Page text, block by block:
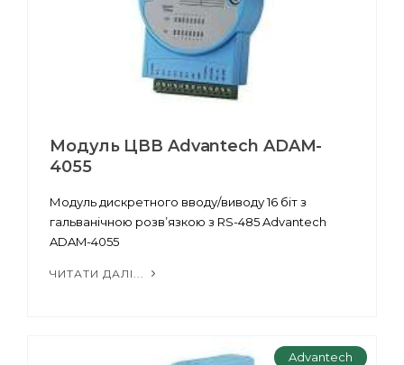
Модуль ЦВВ Advantech ADAM-
4055
Модуль дискретного вводу/виводу 16 біт з
гальванічною розв’язкою з RS-485 Advantech
ADAM-4055
ЧИТАТИ ДАЛІ...
Advantech